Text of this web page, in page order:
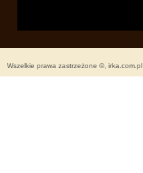
Wszelkie prawa zastrzeżone ©, irka.com.pl